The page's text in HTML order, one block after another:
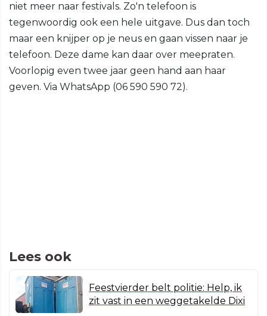
niet meer naar festivals. Zo'n telefoon is
tegenwoordig ook een hele uitgave. Dus dan toch
maar een knijper op je neus en gaan vissen naar je
telefoon. Deze dame kan daar over meepraten.
Voorlopig even twee jaar geen hand aan haar
geven. Via WhatsApp (06 590 590 72).
Lees ook
Feestvierder belt politie: Help, ik
zit vast in een weggetakelde Dixi